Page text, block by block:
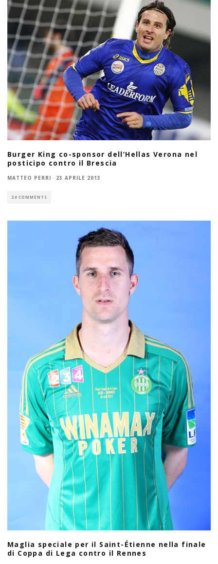
Burger King co-sponsor dell’Hellas Verona nel
posticipo contro il Brescia
MATTEO PERRI · 23 APRILE 2013
24 COMMENTS
Maglia speciale per il Saint-Étienne nella finale
di Coppa di Lega contro il Rennes